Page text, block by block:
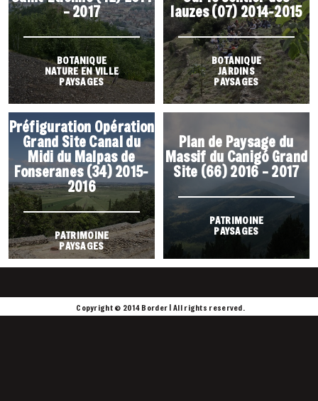
– 2017
BOTANIQUE
NATURE EN VILLE
PAYSAGES
lauzes (07) 2014-2015
BOTANIQUE
JARDINS
PAYSAGES
Préfiguration Opération
Grand Site Canal du
Midi du Malpas de
Fonseranes (34) 2015-
2016
PATRIMOINE
PAYSAGES
Plan de Paysage du
Massif du Canigó Grand
Site (66) 2016 – 2017
PATRIMOINE
PAYSAGES
Copyright © 2014 Border | All rights reserved.